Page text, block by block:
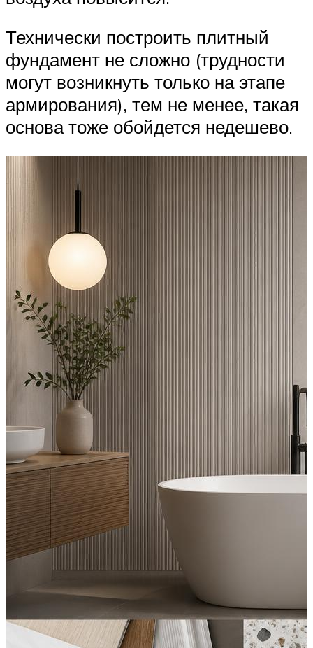
Технически построить плитный
фундамент не сложно (трудности
могут возникнуть только на этапе
армирования), тем не менее, такая
основа тоже обойдется недешево.